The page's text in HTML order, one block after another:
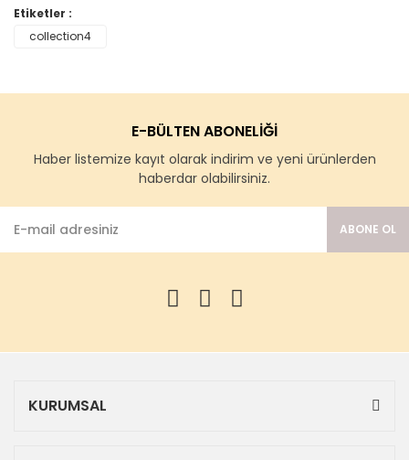
Etiketler :
collection4
E-BÜLTEN ABONELİĞİ
Haber listemize kayıt olarak indirim ve yeni ürünlerden
haberdar olabilirsiniz.
ABONE OL
KURUMSAL